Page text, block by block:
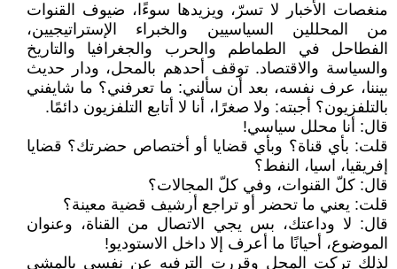
منغصات الأخبار لا تسرّ، ويزيدها سوءًا، ضيوف القنوات
من المحللين السياسيين والخبراء الإستراتيجيين،
الفطاحل في الطماطم والحرب والجغرافيا والتاريخ
والسياسة والاقتصاد. توقف أحدهم بالمحل، ودار حديث
بيننا، عرف نفسه، بعد أن سألني: ما تعرفني؟ ما شايفني
بالتلفزيون؟ أجبته: ولا صغرًا، أنا لا أتابع التلفزيون دائمًا.
قال: أنا محلل سياسي!
قلت: بأي قناة؟ وبأي قضايا أو أختصاص حضرتك؟ قضايا
إفريقيا، اسيا، النفط؟
قال: كلّ القنوات، وفي كلّ المجالات؟
قلت: يعني ما تحضر أو تراجع أرشيف قضية معينة؟
قال: لا وداعتك، بس يجي الاتصال من القناة، وعنوان
الموضوع، أحيانًا ما أعرف إلا داخل الاستوديو!
لذلك تركت المحل وقررت الترفيه عن نفسي بالمشي